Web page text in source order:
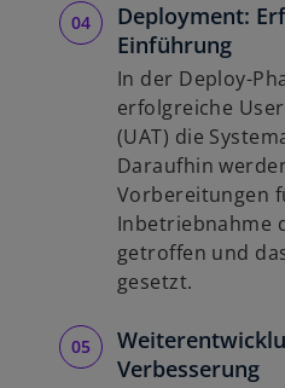
Deployment:
Einführung
In der Deploy-
erfolgreiche
(UAT) die
Daraufhin
Vorbereitungen
Inbetriebnahme
getroffen und
gesetzt.
Verbesserung